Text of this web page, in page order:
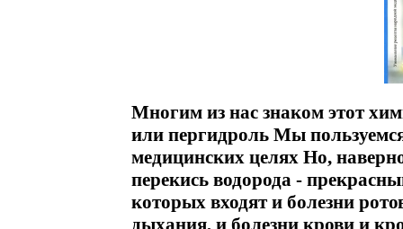
Многим из нас знаком этот
или пергидроль Мы
медицинских целях Но,
перекись водорода -
которых входят и болезни
дыхания, и болезни крови и